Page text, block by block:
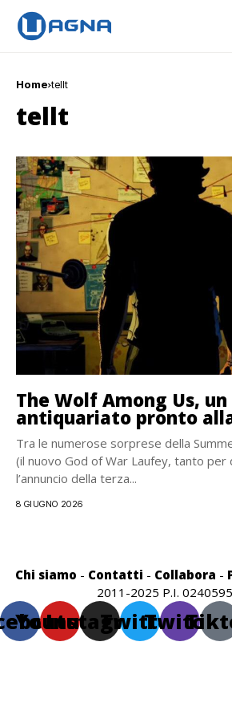
Home tellt
tellt
The Wolf Among Us,
antiquariato pronto
Tra le numerose sorprese della
(il nuovo God of War Laufey, tanto per
l’annuncio della terza...
8 GIUGNO 2026
Chi siamo - Contatti - Collabora -
2011-2025 P.I.
Youtube
Instagram
TwitterTwitch